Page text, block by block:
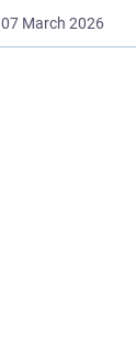
varmen, tænker du
07 March 2026